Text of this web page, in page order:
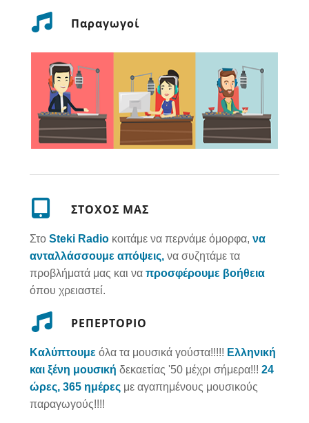
Παραγωγοί
ΣΤΟΧΟΣ ΜΑΣ
Στο Steki Radioκοιτάμε να περνάμε όμορφα, να
ανταλλάσσουμε απόψεις,να συζητάμε τα
προβλήματά μας και να προσφέρουμε βοήθεια
όπου χρειαστεί.
ΡΕΠΕΡΤΟΡΙΟ
Καλύπτουμεόλα τα μουσικά γούστα!!!!! Ελληνική
και ξένη μουσική δεκαετίας '50 μέχρι σήμερα!!! 24
ώρες, 365 ημέρες με αγαπημένους μουσικούς
παραγωγούς!!!!